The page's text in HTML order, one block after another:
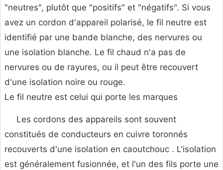
"neutres", plutôt que "positifs" et "négatifs". Si vous
avez un cordon d'appareil polarisé, le fil neutre est
identifié par une bande blanche, des nervures ou
une isolation blanche. Le fil chaud n'a pas de
nervures ou de rayures, ou il peut être recouvert
d'une isolation noire ou rouge.
Le fil neutre est celui qui porte les marques
Les cordons des appareils sont souvent
constitués de conducteurs en cuivre toronnés
recouverts d'une isolation en caoutchouc . L'isolation
est généralement fusionnée, et l'un des fils porte une